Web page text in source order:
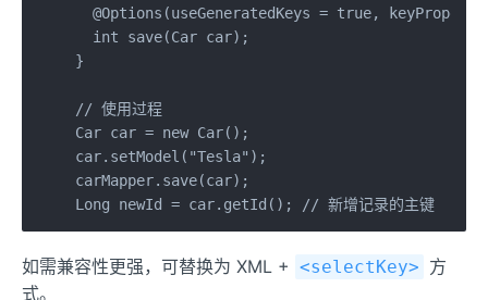
@Options(useGeneratedKeys = true,
  int save(Car car);
}
// 使用过程
Car car = new Car();
car.setModel("Tesla");
carMapper.save(car);
Long newId = car.getId(); // 新增记录的主键
如需兼容性更强，可替换为 XML + <selectKey> 方
式。